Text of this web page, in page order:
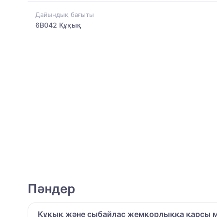
Дайындық бағыты
6B042 Құқық
Пәндер
Құқық және сыбайлас жемқорлыққа қарсы